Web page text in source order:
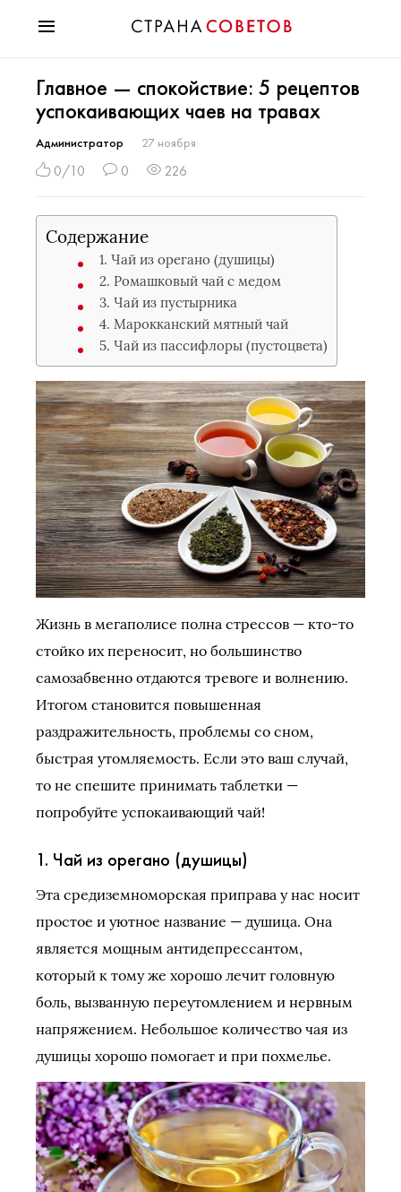
Мода
Звезды
Гороскопы
Здоровье
Хобби
Разное
Праздники
Главное — спокойствие: 5 рецептов
успокаивающих чаев на травах
Администратор 27 ноября
0/10 0 226
Содержание
1. Чай из орегано (душицы)
2. Ромашковый чай с медом
3. Чай из пустырника
4. Марокканский мятный чай
5. Чай из пассифлоры (пустоцвета)
Жизнь в мегаполисе полна стрессов — кто-то
стойко их переносит, но большинство
самозабвенно отдаются тревоге и волнению.
Итогом становится повышенная
раздражительность, проблемы со сном,
быстрая утомляемость. Если это ваш случай,
то не спешите принимать таблетки —
попробуйте успокаивающий чай!
1. Чай из орегано (душицы)
Эта средиземноморская приправа у нас носит
простое и уютное название — душица. Она
является мощным антидепрессантом,
который к тому же хорошо лечит головную
боль, вызванную переутомлением и нервным
напряжением. Небольшое количество чая из
душицы хорошо помогает и при похмелье.